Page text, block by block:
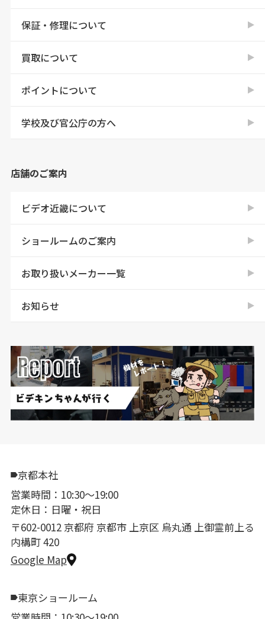
保証・修理について
買取について
ポイントについて
学校及び官公庁の方へ
店舗のご案内
ビデオ近畿について
ショールームのご案内
お取り扱いメーカー一覧
お知らせ
京都本社
営業時間：10:30〜19:00
定休日：日曜・祝日
〒602-0012 京都府 京都市 上京区 烏丸通 上御霊前上る
内構町 420
Google Map
東京ショールーム